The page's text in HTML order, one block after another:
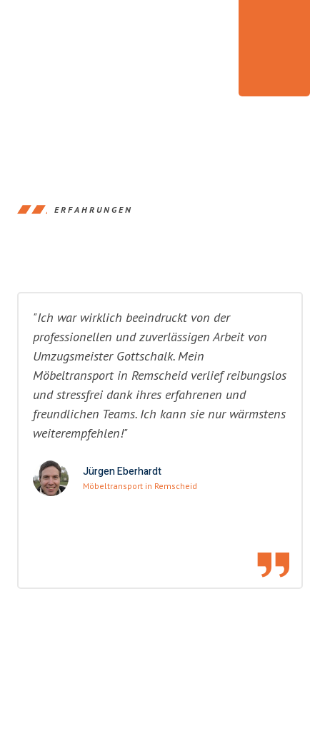
ERFAHRUNGEN
"Ich war wirklich beeindruckt von der
professionellen und zuverlässigen Arbeit von
Umzugsmeister Gottschalk. Mein
Möbeltransport in Remscheid verlief reibungslos
und stressfrei dank ihres erfahrenen und
freundlichen Teams. Ich kann sie nur wärmstens
weiterempfehlen!"
Jürgen Eberhardt
Möbeltransport in Remscheid